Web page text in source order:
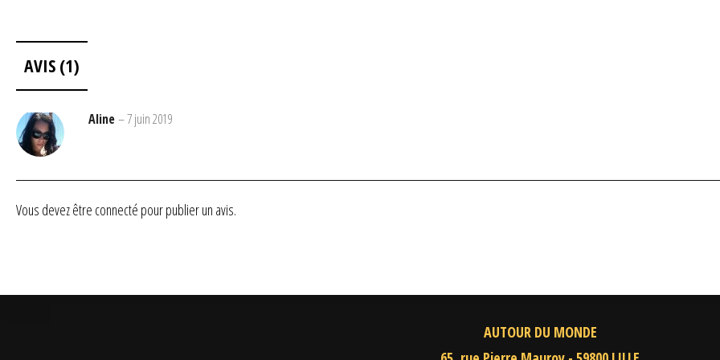
AVIS (1)
Aline–7 juin 2019
Vous devez être connecté pour publier un avis.
AUTOUR DU MONDE